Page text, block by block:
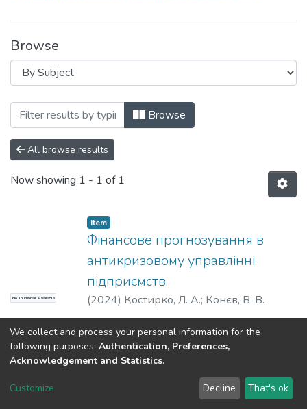
Browse
Browsing Статті (КФіБС) by Subject
Browse
All browse results
Now showing 1 - 1 of 1
No Thumbnail Available
Item
Фінансове прогнозування в
антикризовому управлінні
підприємств.
(2024) Костирко, Л. А.; Конєв, В. В.
Dspace & Volodymyr Dahl East Ukrainian National University
LYRASIS
Send Feedback
We collect and process your personal information for the
following purposes: Authentication, Preferences,
Acknowledgement and Statistics.
Customize Decline That's ok